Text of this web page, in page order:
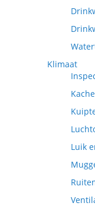
Klimaat
Luik